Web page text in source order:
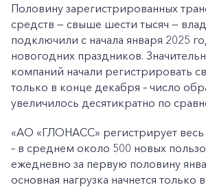
Половину зарегистрированных
средств — свыше шести тысяч —
подключили с начала января 2025
новогодних праздников.
компаний начали регистрировать
только в конце декабря – число
увеличилось десятикратно по
«АО «ГЛОНАСС» регистрирует
– в среднем около 500 новых
ежедневно за первую половину
основная нагрузка начнется только